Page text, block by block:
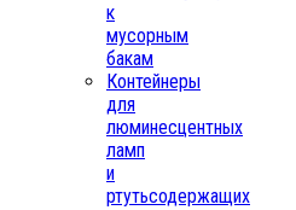
к
мусорным
бакам
Контейнеры
для
люминесцентных
ламп
и
ртутьсодержащих